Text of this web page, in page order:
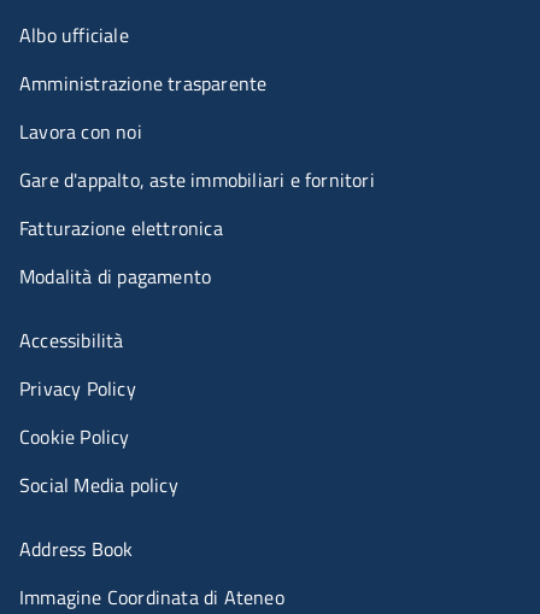
Albo ufficiale
Amministrazione trasparente
Lavora con noi
Gare d'appalto, aste immobiliari e fornitori
Fatturazione elettronica
Modalità di pagamento
Accessibilità
Privacy Policy
Cookie Policy
Social Media policy
Address Book
Immagine Coordinata di Ateneo